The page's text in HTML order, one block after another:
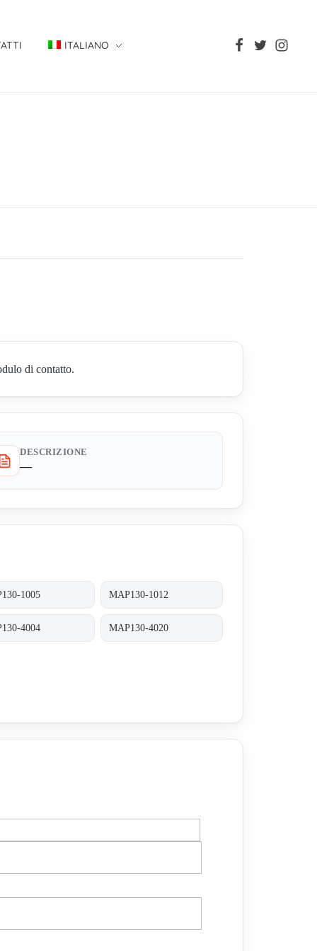
ITALIANO
di contatto.
DESCRIZIONE
—
1005 MAP130-1012
4004 MAP130-4020